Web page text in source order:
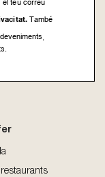
el teu correu
També